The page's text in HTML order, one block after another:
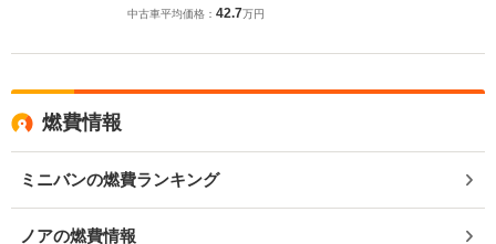
中古車平均価格： 42.7万円
燃費情報
ミニバンの燃費ランキング
ノアの燃費情報